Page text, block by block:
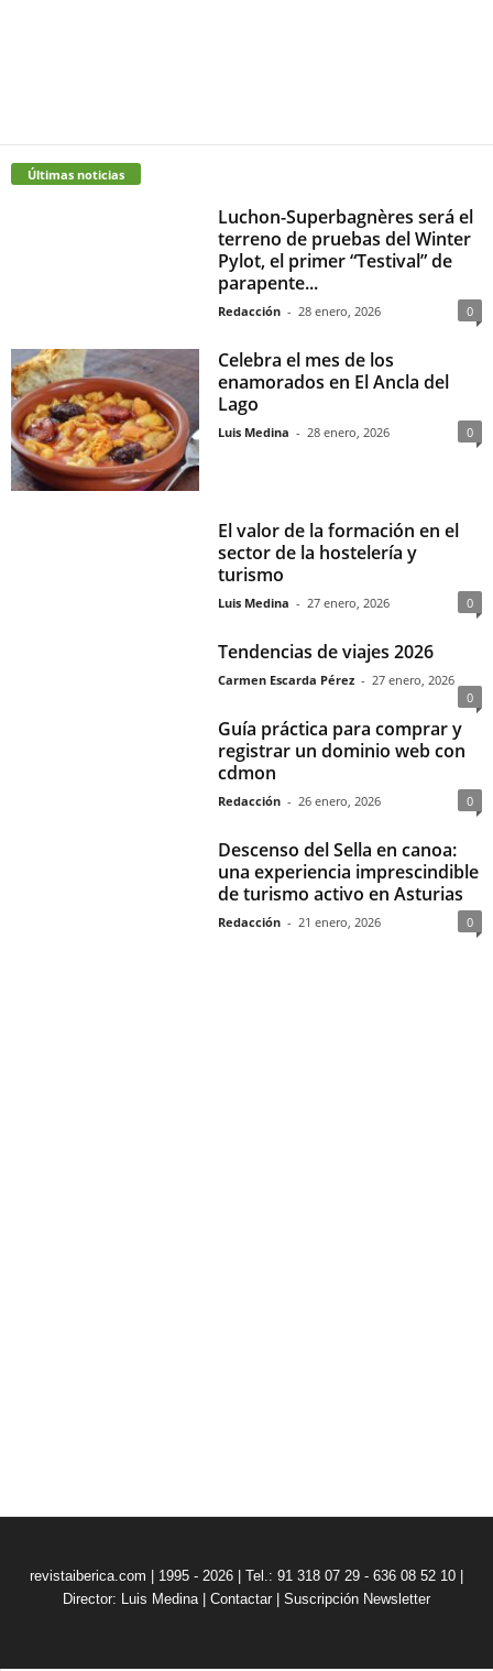
Últimas noticias
Luchon-Superbagnères será el
terreno de pruebas del Winter
Pylot, el primer “Testival” de
parapente...
Redacción - 28 enero, 2026 0
Celebra el mes de los
enamorados en El Ancla del
Lago
Luis Medina - 28 enero, 2026 0
El valor de la formación en el
sector de la hostelería y
turismo
Luis Medina - 27 enero, 2026 0
Tendencias de viajes 2026
Carmen Escarda Pérez - 27 enero, 2026
0
Guía práctica para comprar y
registrar un dominio web con
cdmon
Redacción - 26 enero, 2026 0
Descenso del Sella en canoa:
una experiencia imprescindible
de turismo activo en Asturias
Redacción - 21 enero, 2026 0
revistaiberica.com | 1995 - 2026 | Tel.: 91 318 07 29 - 636 08 52 10 |
Director: Luis Medina
Contactar Suscripción Newsletter